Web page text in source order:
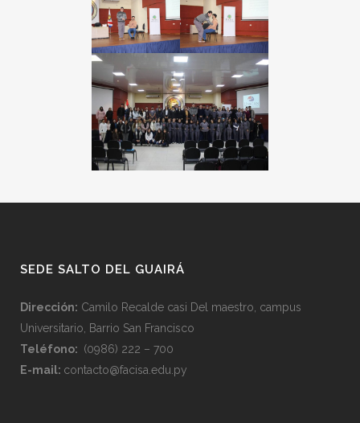
SEDE SALTO DEL GUAIRÁ
Dirección: Camilo Recalde casi Del maestro, campus
Universitario, Barrio San Francisco
Teléfono: (0986) 222 – 700
E-mail: contacto@facisa.edu.py